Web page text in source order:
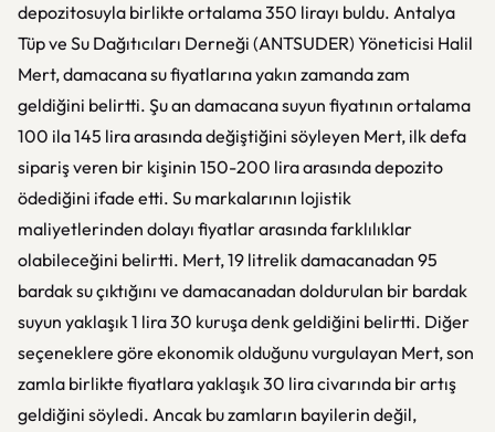
depozitosuyla birlikte ortalama 350 lirayı buldu. Antalya
Tüp ve Su Dağıtıcıları Derneği (ANTSUDER) Yöneticisi Halil
Mert, damacana su fiyatlarına yakın zamanda zam
geldiğini belirtti. Şu an damacana suyun fiyatının ortalama
100 ila 145 lira arasında değiştiğini söyleyen Mert, ilk defa
sipariş veren bir kişinin 150-200 lira arasında depozito
ödediğini ifade etti. Su markalarının lojistik
maliyetlerinden dolayı fiyatlar arasında farklılıklar
olabileceğini belirtti. Mert, 19 litrelik damacanadan 95
bardak su çıktığını ve damacanadan doldurulan bir bardak
suyun yaklaşık 1 lira 30 kuruşa denk geldiğini belirtti. Diğer
seçeneklere göre ekonomik olduğunu vurgulayan Mert, son
zamla birlikte fiyatlara yaklaşık 30 lira civarında bir artış
geldiğini söyledi. Ancak bu zamların bayilerin değil,